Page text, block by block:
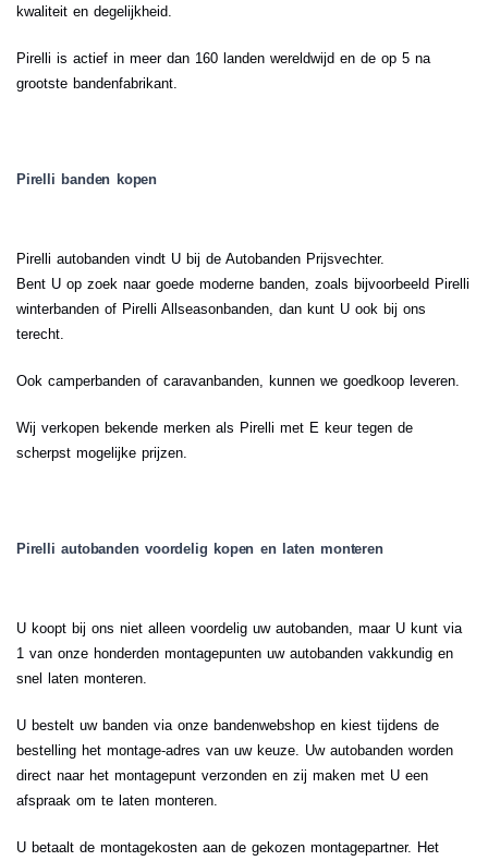
kwaliteit en degelijkheid.
Pirelli is actief in meer dan 160 landen wereldwijd en de op 5 na
grootste bandenfabrikant.
Pirelli banden kopen
Pirelli autobanden vindt U bij de Autobanden Prijsvechter.
Bent U op zoek naar goede moderne banden, zoals bijvoorbeeld Pirelli
winterbanden of Pirelli Allseasonbanden, dan kunt U ook bij ons
terecht.
Ook camperbanden of caravanbanden, kunnen we goedkoop leveren.
Wij verkopen bekende merken als Pirelli met E keur tegen de
scherpst mogelijke prijzen.
Pirelli autobanden voordelig kopen en laten monteren
U koopt bij ons niet alleen voordelig uw autobanden, maar U kunt via
1 van onze honderden montagepunten uw autobanden vakkundig en
snel laten monteren.
U bestelt uw banden via onze bandenwebshop en kiest tijdens de
bestelling het montage-adres van uw keuze. Uw autobanden worden
direct naar het montagepunt verzonden en zij maken met U een
afspraak om te laten monteren.
U betaalt de montagekosten aan de gekozen montagepartner. Het